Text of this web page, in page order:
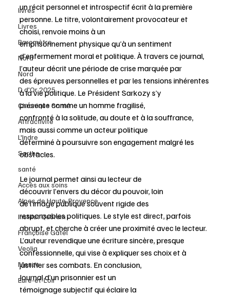
livres
Livres
Baromètre
Nord
Nord
D d'Or 2025
Chronique Santé
Attractivité
L'Indre
Sarthe
santé
Accès aux soins
Alpes de Haute-Provence
Institut Quorum
Françoise Gatel
Veolia
Meuse
Eure-et-Loir
un récit personnel et introspectif écrit à la première
personne. Le titre, volontairement provocateur et
choisi, renvoie moins à un
emprisonnement physique qu’à un sentiment
d’enfermement moral et politique. À travers ce journal,
l’auteur décrit une période de crise marquée par
des épreuves personnelles et par les tensions inhérentes
à la vie politique. Le Président Sarkozy s’y
présente comme un homme fragilisé,
confronté à la solitude, au doute et à la souffrance,
mais aussi comme un acteur politique
déterminé à poursuivre son engagement malgré les
obstacles.
Le journal permet ainsi au lecteur de
découvrir l’envers du décor du pouvoir, loin
de l’image publique souvent rigide des
responsables politiques. Le style est direct, parfois
abrupt, et cherche à créer une proximité avec le lecteur.
L’auteur revendique une écriture sincère, presque
confessionnelle, qui vise à expliquer ses choix et à
justifier ses combats. En conclusion,
Journal d’un prisonnier est un
témoignage subjectif qui éclaire la